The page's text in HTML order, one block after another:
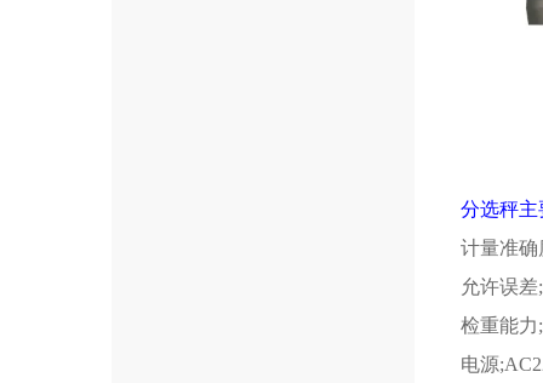
分选秤主
计量准确
允许误差
检重能力
电源